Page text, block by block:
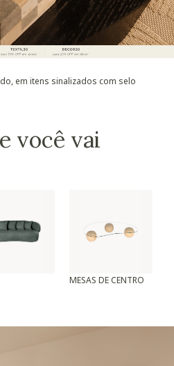
em itens sinalizados com selo
você vai
MESAS DE CENTRO